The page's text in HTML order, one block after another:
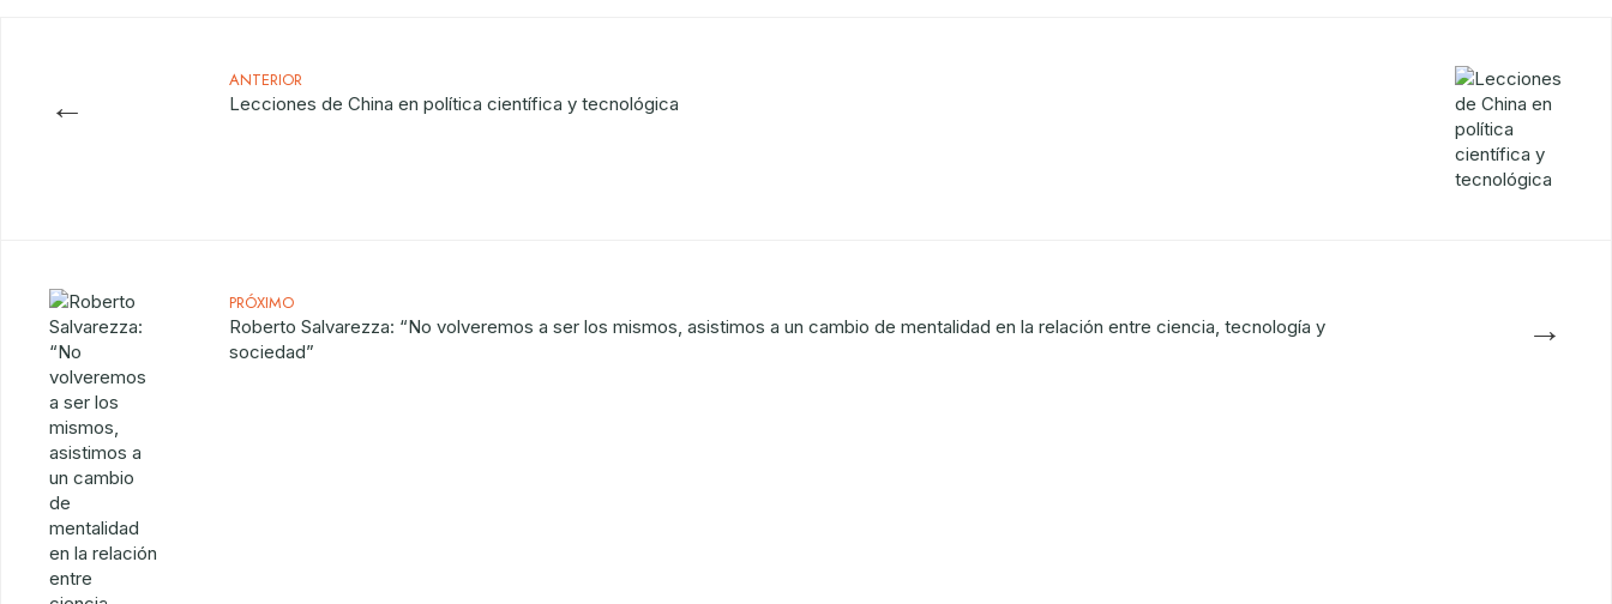
←
ANTERIOR
Lecciones de China en política científica y tecnológica
→
PRÓXIMO
Roberto Salvarezza: “No volveremos a ser los mismos, asistimos a un cambio de mentalidad en la relación entre ciencia, tecnología y
sociedad”